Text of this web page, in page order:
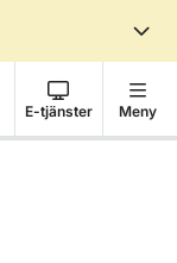
E-tjänster Meny